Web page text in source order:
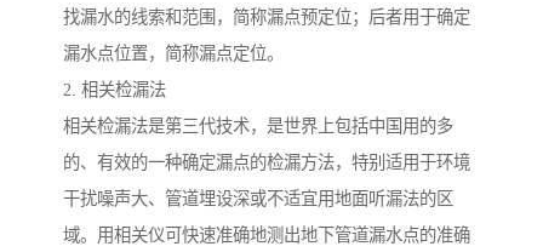
找漏水的线索和范围，简称漏点预定位；后者用于确定
漏水点位置，简称漏点定位。
2. 相关检漏法
相关检漏法是第三代技术，是世界上包括中国用的多
的、有效的一种确定漏点的检漏方法，特别适用于环境
干扰噪声大、管道埋设深或不适宜用地面听漏法的区
域。用相关仪可快速准确地测出地下管道漏水点的准确